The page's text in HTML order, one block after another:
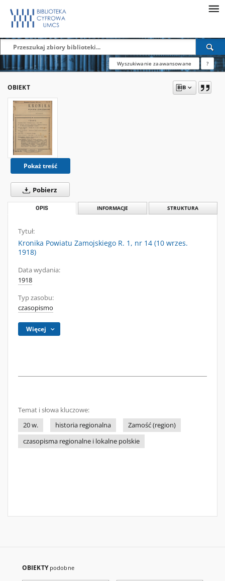
Wyszukiwanie zaawansowane ?
OBIEKT
Pokaż treść
Pobierz
OPIS INFORMACJE STRUKTURA
Tytuł:
Kronika Powiatu Zamojskiego R. 1, nr 14 (10 wrzes.
1918)
Data wydania:
1918
Typ zasobu:
czasopismo
Więcej
Temat i słowa kluczowe:
20 w.
historia regionalna
Zamość (region)
czasopisma regionalne i lokalne polskie
OBIEKTY podobne